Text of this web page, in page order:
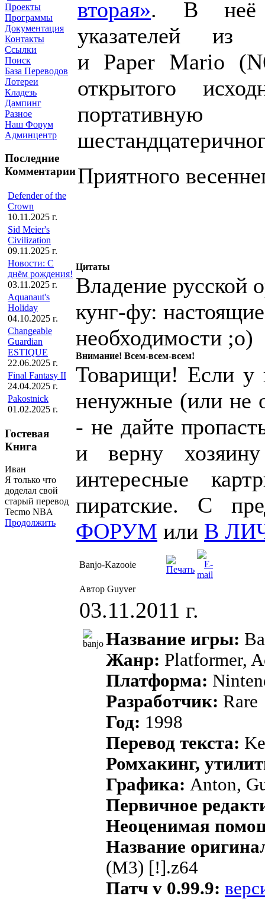
Проекты
Программы
Документация
Контакты
Ссылки
Поиск
База Переводов
Лотереи
Кладезь
Дампинг
Разное
Наш Форум
Админцентр
Последние
Комментарии
Defender of the
Crown
10.11.2025 г.
Sid Meier's
Civilization
09.11.2025 г.
Новости: С
днём рождения!
03.11.2025 г.
Aquanaut's
Holiday
04.10.2025 г.
Changeable
Guardian
ESTIQUE
22.06.2025 г.
Final Fantasy II
24.04.2025 г.
Pakostnick
01.02.2025 г.
Гостевая
Книга
Иван
Я только что
доделал свой
старый перевод
Tecmo NBA
Продолжить
вторая». В неё
указателей
и Paper Mario (N
открытого
Приятного
Цитаты
Владение русской
кунг-фу:
необходимости ;о)
Внимание! Всем-всем-всем!
Товарищи! Если у
ненужные (или не
- не дайте
и верну
интересные
пиратские. С
ФОРУМ или В
Banjo-Kazooie
Автор Guyver
03.11.2011 г.
Название игры:
Жанр: Platformer,
Платформа:
Разработчик: Rare
Год: 1998
Перевод текста:
Ромхакинг,
Графика: Anton,
Первичное
Неоценимая
Название
(M3) [!].z64
Патч v 0.99.9: